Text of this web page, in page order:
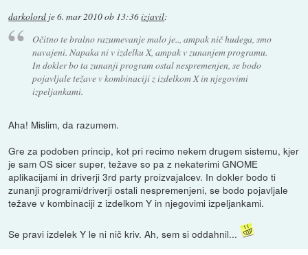
darkolord je6. mar 2010 ob 13:36izjavil:
Očitno te bralno razumevanje malo je.., ampak nič hudega, smo
navajeni. Napaka ni v izdelku X, ampak v zunanjem programu.
In dokler bo ta zunanji program ostal nespremenjen, se bodo
pojavljale težave v kombinaciji z izdelkom X in njegovimi
izpeljankami.
Aha! Mislim, da razumem.
Gre za podoben princip, kot pri recimo nekem drugem sistemu, kjer
je sam OS sicer super, težave so pa z nekaterimi GNOME
aplikacijami in driverji 3rd party proizvajalcev. In dokler bodo ti
zunanji programi/driverji ostali nespremenjeni, se bodo pojavljale
težave v kombinaciji z izdelkom Y in njegovimi izpeljankami.
Se pravi izdelek Y le ni nič kriv. Ah, sem si oddahnil...